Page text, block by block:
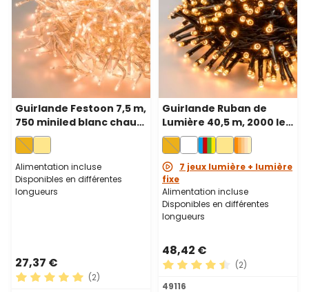
Guirlande Festoon 7,5 m,
750 miniled blanc chaud
traditionnel, câble
transparent
Alimentation incluse
Disponibles en différentes
longueurs
27,37 €
(2)
Guirlande Ruban de
Lumière 40,5 m, 2000 led
blanc chaud
traditionnel, câble vert
7 jeux lumière + lumière
fixe
Alimentation incluse
Disponibles en différentes
longueurs
48,42 €
Note moyenne de 4.5 sur
(2)
49116